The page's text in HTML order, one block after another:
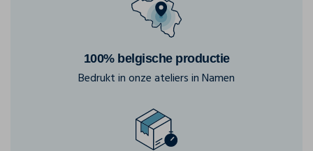
100% belgische productie
Bedrukt in onze ateliers in Namen